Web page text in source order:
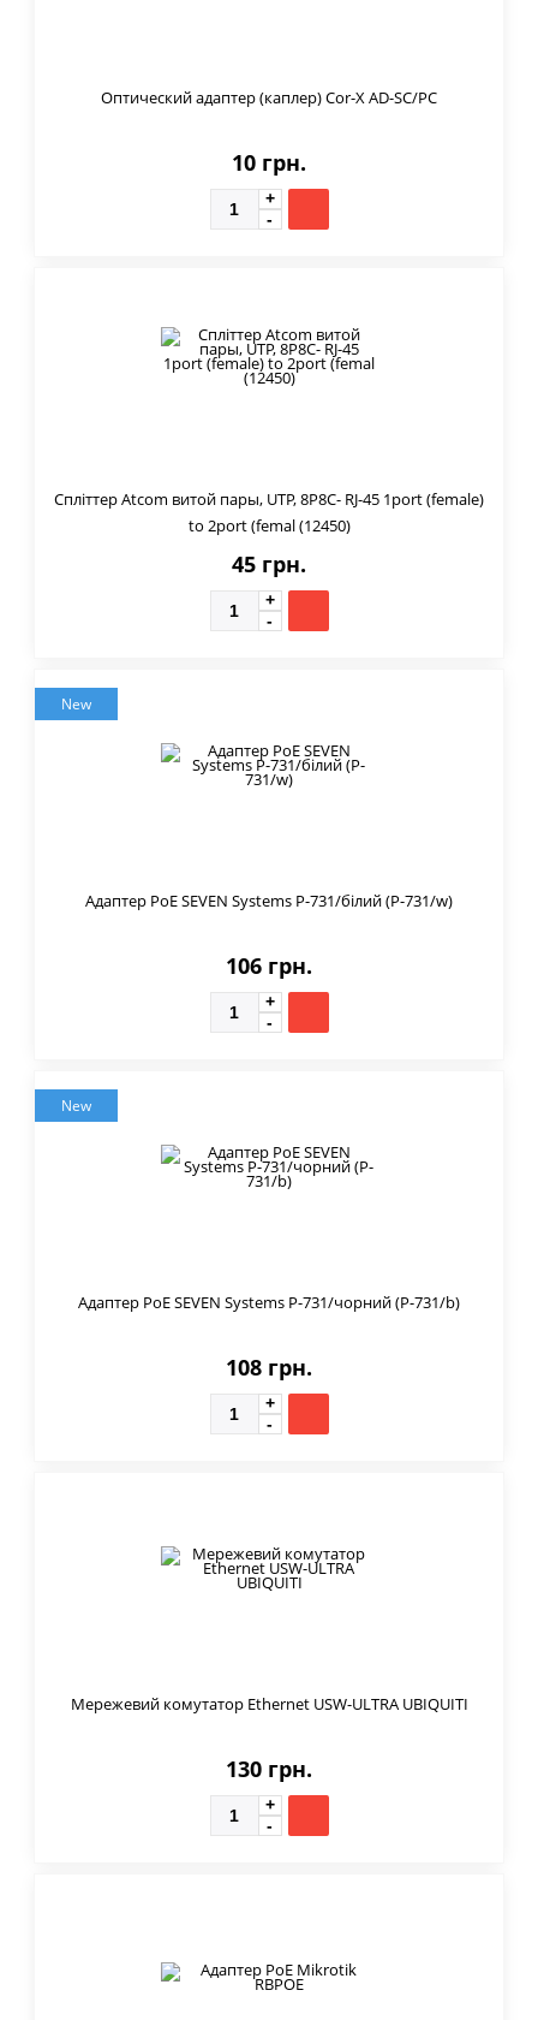
Оптический адаптер (каплер) Cor-X AD-SC/PC
10 грн.
Спліттер Atcom витой пары, UTP, 8P8C- RJ-45 1port (female)
to 2port (femal (12450)
45 грн.
New
Адаптер PoE SEVEN Systems P-731/білий (P-731/w)
106 грн.
New
Адаптер PoE SEVEN Systems P-731/чорний (P-731/b)
108 грн.
Мережевий комутатор Ethernet USW-ULTRA UBIQUITI
130 грн.